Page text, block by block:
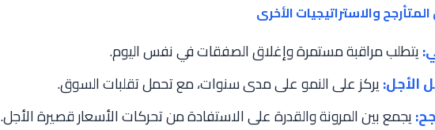
يتطلب مراقبة مستمرة وإغلاق الصفقات في نفس اليوم.
الأجل:يركز على النمو على مدى سنوات، مع تحمل تقلبات السوق.
يجمع بين المرونة والقدرة على الاستفادة من تحركات الأسعار قصيرة الأجل.